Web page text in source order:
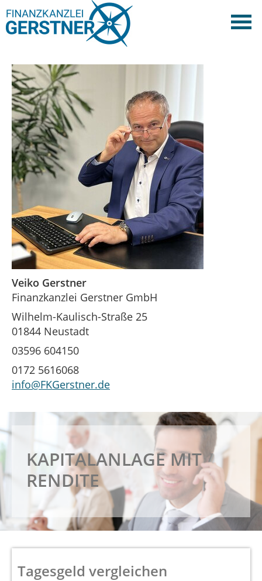
Veiko Gerstner
Finanzkanzlei Gerstner GmbH
Wilhelm-Kaulisch-Straße 25
01844 Neustadt
03596 604150
0172 5616068
info@FKGerstner.de
KAPITALANLAGE MIT
RENDITE
Tagesgeld vergleichen